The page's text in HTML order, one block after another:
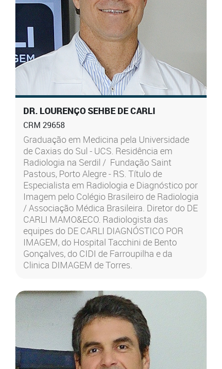
DR. LOURENÇO SEHBE DE CARLI
CRM 29658
Graduação em Medicina pela Universidade
de Caxias do Sul - UCS. Residência em
Radiologia na Serdil / Fundação Saint
Pastous, Porto Alegre - RS. Título de
Especialista em Radiologia e Diagnóstico por
Imagem pelo Colégio Brasileiro de Radiologia
/ Associação Médica Brasileira. Diretor do DE
CARLI MAMO&ECO. Radiologista das
equipes do DE CARLI DIAGNÓSTICO POR
IMAGEM, do Hospital Tacchini de Bento
Gonçalves, do CIDI de Farroupilha e da
Clinica DIMAGEM de Torres.